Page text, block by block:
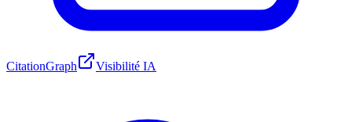
CitationGraph Visibilité IA